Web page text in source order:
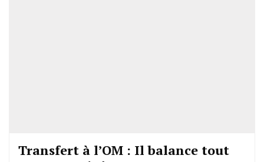
Transfert à l’OM : Il balance tout